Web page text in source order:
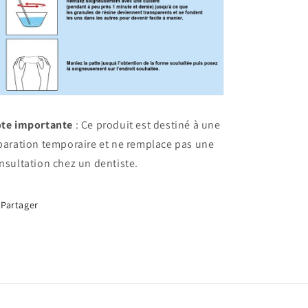
importante : Ce produit est destiné à une
temporaire et ne remplace pas une
chez un dentiste.
Partager